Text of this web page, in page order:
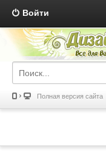
Войти
Полная версия сайта